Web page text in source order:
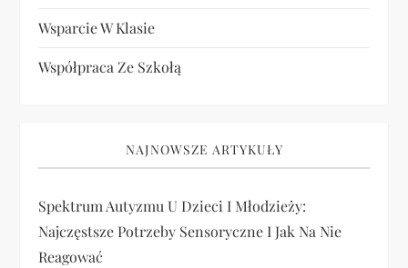
Wsparcie W Klasie
Współpraca Ze Szkołą
NAJNOWSZE ARTYKUŁY
Spektrum Autyzmu U Dzieci I Młodzieży:
Najczęstsze Potrzeby Sensoryczne I Jak Na Nie
Reagować